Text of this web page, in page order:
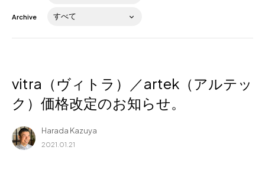
Blog
About us
for Business
Archive
vitra（ヴィトラ）／artek（アルテッ
ク）価格改定のお知らせ。
Harada Kazuya
2021.01.21